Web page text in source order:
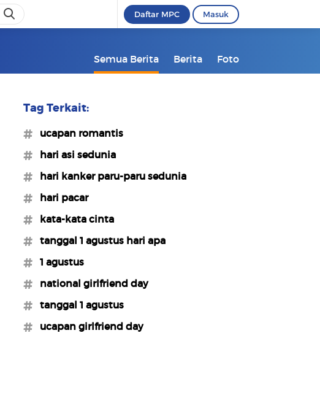
Daftar MPC Masuk
Semua Berita Berita Foto
Tag Terkait:
#ucapan romantis
#hari asi sedunia
#hari kanker paru-paru sedunia
#hari pacar
#kata-kata cinta
#tanggal 1 agustus hari apa
#1 agustus
#national girlfriend day
#tanggal 1 agustus
#ucapan girlfriend day